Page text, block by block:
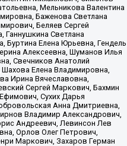
Мельникова Валентина
Баженова Светлана
Беляев Сергей
Ганнушкина Светлана
Буртина Елена Юрьевна, Гендель
Алексеевна, Шуманов Илья
Свечников Анатолий
Елена Владимировна,
Ирина Вячеславовна,
Сергей Маркович, Бахмин
Сухих Дарья
Анна Дмитриевна,
Владимир Александрович,
Андреевич, Левинсон Лев
Орлов Олег Петрович,
Маркович, Захаров Герман